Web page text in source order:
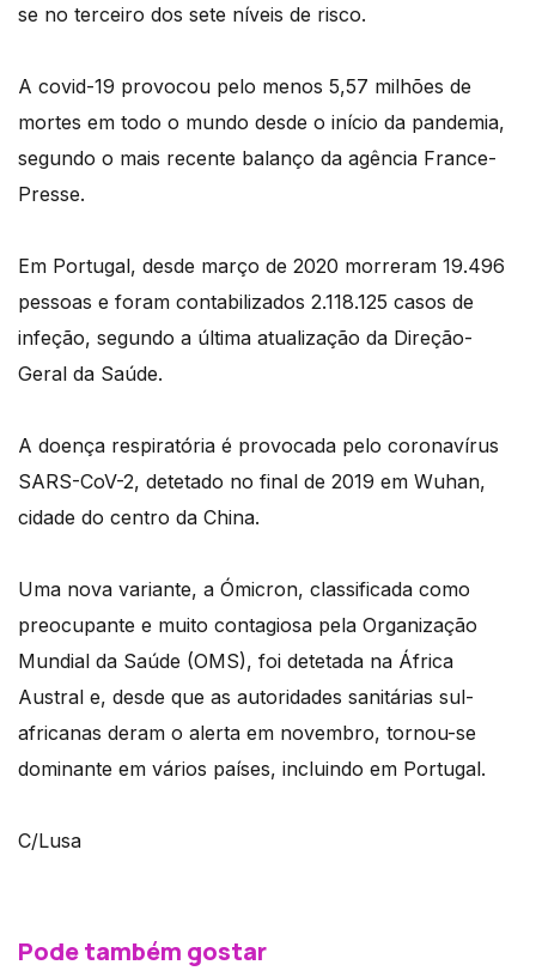
se no terceiro dos sete níveis de risco.
A covid-19 provocou pelo menos 5,57 milhões de
mortes em todo o mundo desde o início da pandemia,
segundo o mais recente balanço da agência France-
Presse.
Em Portugal, desde março de 2020 morreram 19.496
pessoas e foram contabilizados 2.118.125 casos de
infeção, segundo a última atualização da Direção-
Geral da Saúde.
A doença respiratória é provocada pelo coronavírus
SARS-CoV-2, detetado no final de 2019 em Wuhan,
cidade do centro da China.
Uma nova variante, a Ómicron, classificada como
preocupante e muito contagiosa pela Organização
Mundial da Saúde (OMS), foi detetada na África
Austral e, desde que as autoridades sanitárias sul-
africanas deram o alerta em novembro, tornou-se
dominante em vários países, incluindo em Portugal.
C/Lusa
Pode também gostar